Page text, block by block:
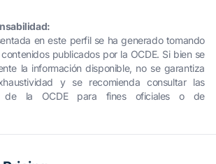
en este perfil se ha generado tomando
publicados por la OCDE. Si bien se
la información disponible, no se garantiza
y se recomienda consultar las
de la OCDE para fines oficiales o de